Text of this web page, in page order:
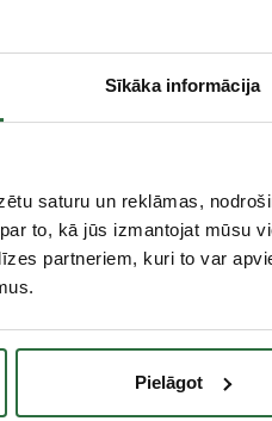
Sīkāka informācija
saturu un reklāmas,
to, kā jūs izmantojat mūsu
partneriem, kuri to var
Pielāgot